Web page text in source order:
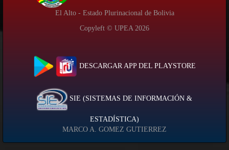
El Alto - Estado Plurinacional de Bolivia
Copyleft © UPEA 2026
DESCARGAR APP DEL PLAYSTORE
SIE (SISTEMAS DE INFORMACIÓN &
ESTADÍSTICA)
MARCO A. GOMEZ GUTIERREZ